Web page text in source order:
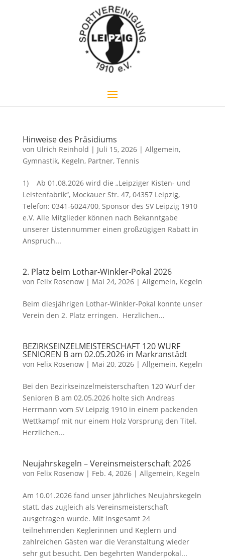
Hinweise des Präsidiums
von Ulrich Reinhold | Juli 15, 2026| Allgemein,
Gymnastik, Kegeln, Partner, Tennis
1) Ab 01.08.2026 wird die „Leipziger Kisten- und
Leistenfabrik“, Mockauer Str. 47, 04357 Leipzig,
Telefon: 0341-6024700, Sponsor des SV Leipzig 1910
e.V. Alle Mitglieder können nach Bekanntgabe
unserer Listennummer einen großzügigen Rabatt in
Anspruch...
2. Platz beim Lothar-Winkler-Pokal 2026
von Felix Rosenow| Mai 24, 2026| Allgemein, Kegeln
Beim diesjährigen Lothar-Winkler-Pokal konnte unser
Verein den 2. Platz erringen. Herzlichen...
BEZIRKSEINZELMEISTERSCHAFT 120 WURF
SENIOREN B am 02.05.2026 in Markranstädt
von Felix Rosenow| Mai 20, 2026| Allgemein, Kegeln
Bei den Bezirkseinzelmeisterschaften 120 Wurf der
Senioren B am 02.05.2026 holte sich Andreas
Herrmann vom SV Leipzig 1910 in einem packenden
Wettkampf mit nur einem Holz Vorsprung den Titel.
Herzlichen...
Neujahrskegeln – Vereinsmeisterschaft 2026
von Felix Rosenow| Feb. 4, 2026| Allgemein, Kegeln
Am 10.01.2026 fand unser jährliches Neujahrskegeln
statt, das zugleich als Vereinsmeisterschaft
ausgetragen wurde. Mit insgesamt 24
teilnehmenden Keglerinnen und Keglern und
zahlreichen Gästen war die Veranstaltung wieder
sehr gut besucht. Den begehrten Wanderpokal...